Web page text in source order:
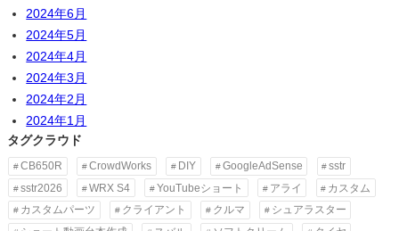
2024年6月
2024年5月
2024年4月
2024年3月
2024年2月
2024年1月
タグクラウド
CB650R CrowdWorks DIY GoogleAdSense
sstr
sstr2026
WRX S4 YouTubeショート アライ
カスタム
カスタムパーツ
クライアント クルマ
シュアラスター